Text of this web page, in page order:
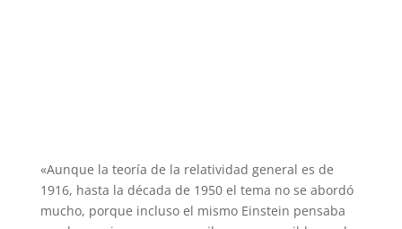
«Aunque la teoría de la relatividad general es de
1916, hasta la década de 1950 el tema no se abordó
mucho, porque incluso el mismo Einstein pensaba